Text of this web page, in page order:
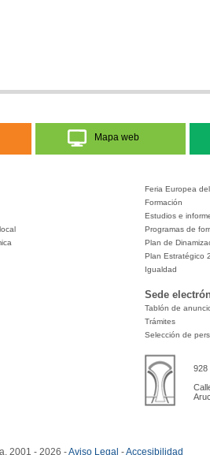
Mapa web
Feria Europea
Formación
Estudios e
Programas de
Plan de
Plan Estratégico
Igualdad
Sede
Tablón de
Trámites
Selección de
928
2001 - 2026 -Aviso Legal -Accesibilidad